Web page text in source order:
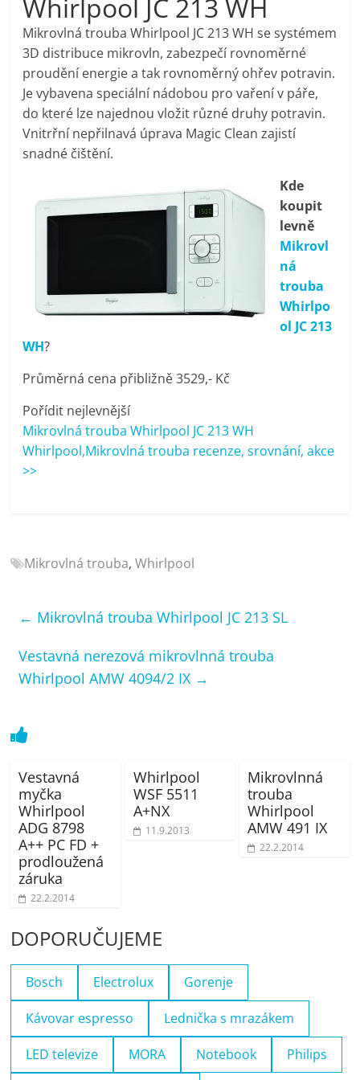
pračky,
televize,
notebooky,
mobilní
telefony,
bazény
elektronika
porovnání
Elektro
OK,
recenze,
pračky,
televize,
bazény
Whirlpool JC 213 WH
Mikrovlná trouba Whirlpool JC 213 WH se systémem
3D distribuce mikrovln, zabezpečí rovnoměrné
proudění energie a tak rovnoměrný ohřev potravin.
Je vybavena speciální nádobou pro vaření v páře,
do které lze najednou vložit různé druhy potravin.
Vnitrřní nepřilnavá úprava Magic Clean zajistí
snadné čištění.
Kde
koupit
levně
Mikrovl
ná
trouba
Whirlpo
ol JC 213
WH?
Průměrná cena přibližně 3529,- Kč
Pořídit nejlevnější
Mikrovlná trouba Whirlpool JC 213 WH
Whirlpool,Mikrovlná trouba recenze, srovnání, akce
>>
Mikrovlná trouba,Whirlpool
← Mikrovlná trouba Whirlpool JC 213 SL
Vestavná nerezová mikrovlnná trouba
Whirlpool AMW 4094/2 IX →
Vestavná
myčka
Whirlpool
ADG 8798
A++ PC FD +
prodloužená
záruka
22.2.2014
Whirlpool
WSF 5511
A+NX
11.9.2013
Mikrovlnná
trouba
Whirlpool
AMW 491 IX
22.2.2014
DOPORUČUJEME
Bosch Electrolux Gorenje
Kávovar espresso Lednička s mrazákem
LED televize MORA Notebook Philips